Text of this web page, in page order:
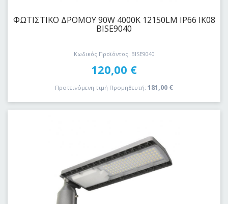
ΦΩΤΙΣΤΙΚΟ ΔΡΟΜΟΥ 90W 4000K 12150LM IP66 ΙΚ08
BISE9040
Κωδικός Προϊόντος: BISE9040
120,00 €
Προτεινόμενη τιμή Προμηθευτή: 181,00 €